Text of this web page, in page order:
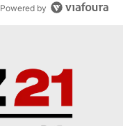
Powered by